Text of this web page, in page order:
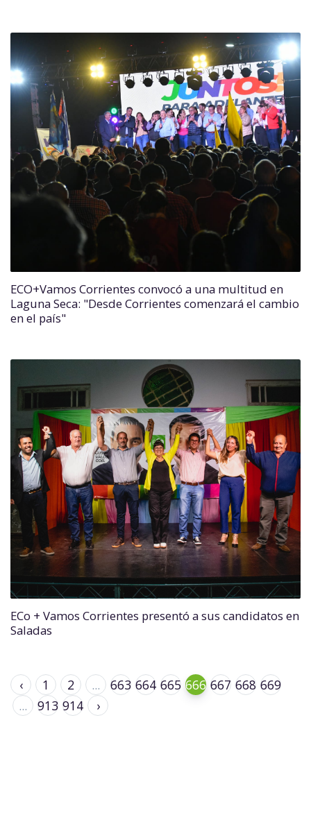
ECO+Vamos Corrientes convocó a una multitud en
Laguna Seca: "Desde Corrientes comenzará el cambio
en el país"
ECo + Vamos Corrientes presentó a sus candidatos en
Saladas
‹ 1 2 ... 663 664 665 666 667 668 669
...
913 914 ›